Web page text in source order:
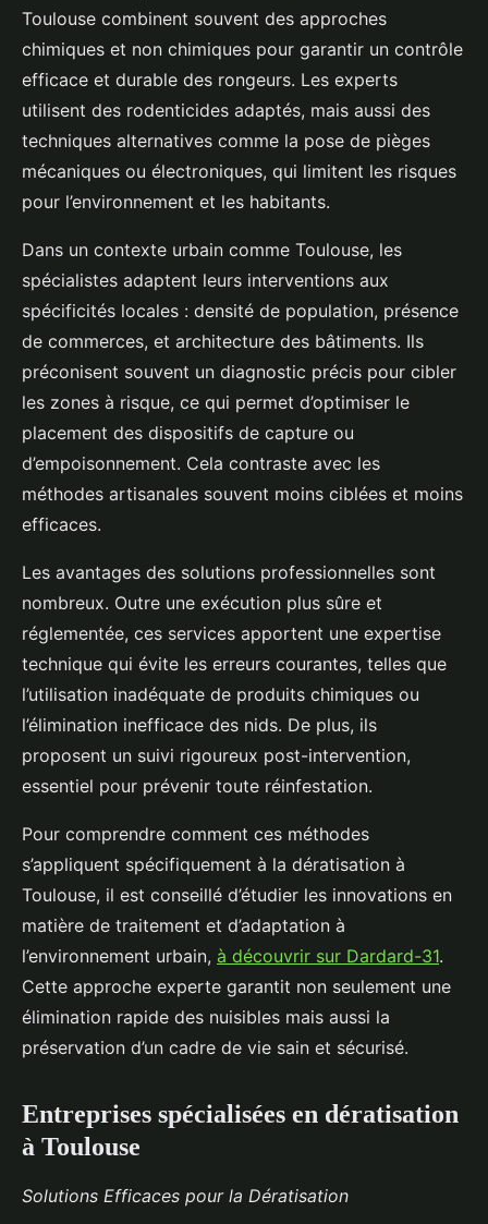
Toulouse combinent souvent des approches
chimiques et non chimiques pour garantir un contrôle
efficace et durable des rongeurs. Les experts
utilisent des rodenticides adaptés, mais aussi des
techniques alternatives comme la pose de pièges
mécaniques ou électroniques, qui limitent les risques
pour l’environnement et les habitants.
Dans un contexte urbain comme Toulouse, les
spécialistes adaptent leurs interventions aux
spécificités locales : densité de population, présence
de commerces, et architecture des bâtiments. Ils
préconisent souvent un diagnostic précis pour cibler
les zones à risque, ce qui permet d’optimiser le
placement des dispositifs de capture ou
d’empoisonnement. Cela contraste avec les
méthodes artisanales souvent moins ciblées et moins
efficaces.
Les avantages des solutions professionnelles sont
nombreux. Outre une exécution plus sûre et
réglementée, ces services apportent une expertise
technique qui évite les erreurs courantes, telles que
l’utilisation inadéquate de produits chimiques ou
l’élimination inefficace des nids. De plus, ils
proposent un suivi rigoureux post-intervention,
essentiel pour prévenir toute réinfestation.
Pour comprendre comment ces méthodes
s’appliquent spécifiquement à la dératisation à
Toulouse, il est conseillé d’étudier les innovations en
matière de traitement et d’adaptation à
l’environnement urbain, à découvrir sur Dardard-31.
Cette approche experte garantit non seulement une
élimination rapide des nuisibles mais aussi la
préservation d’un cadre de vie sain et sécurisé.
Entreprises spécialisées en dératisation
à Toulouse
Solutions Efficaces pour la Dératisation